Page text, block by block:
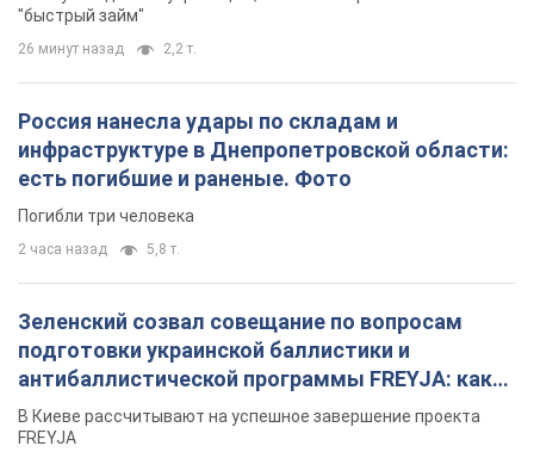
"быстрый займ"
26 минут назад 2,2 т.
Россия нанесла удары по складам и
инфраструктуре в Днепропетровской области:
есть погибшие и раненые. Фото
Погибли три человека
2 часа назад 5,8 т.
Зеленский созвал совещание по вопросам
подготовки украинской баллистики и
антибаллистической программы FREYJA: какие
решения готовятся
В Киеве рассчитывают на успешное завершение проекта
FREYJA